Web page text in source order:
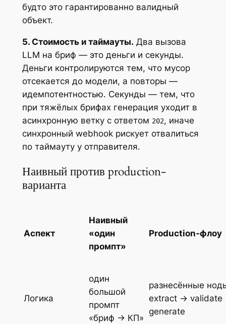
будто это гарантированно валидный
объект.
5. Стоимость и таймауты. Два вызова
LLM на бриф — это деньги и секунды.
Деньги контролируются тем, что мусор
отсекается до модели, а повторы —
идемпотентностью. Секунды — тем, что
при тяжёлых брифах генерация уходит в
асинхронную ветку с ответом 202, иначе
синхронный webhook рискует отвалиться
по таймауту у отправителя.
Наивный против production-
варианта
Аспект
Наивный
«один
промпт»
Production-флоу
Логика
один
большой
промпт
«бриф → КП»
разнесённые
extract →
generate